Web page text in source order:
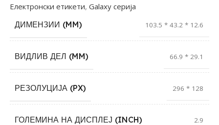
Електронски етикети, Galaxy серија
ДИМЕНЗИИ (MM)
103.5 * 43.2 * 12.6
ВИДЛИВ ДЕЛ (MM) 66.9 * 29.1
РЕЗОЛУЦИЈА (PX) 296 * 128
ГОЛЕМИНА НА ДИСПЛЕЈ (INCH) 2.9